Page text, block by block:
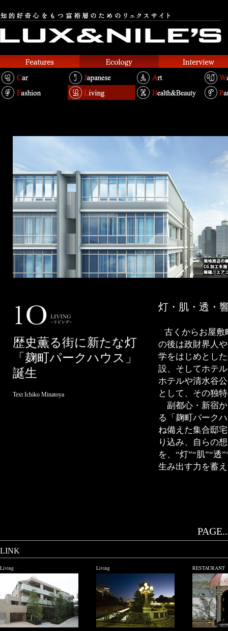
歴史薫る街に新たな灯
「麹町パークハウス」
誕生
Text Ichiko Minatoya
灯・肌・透・
古くからお屋敷
の後は政財界人
学をはじめとし
設、そしてホテ
ホテルや清水谷
として、その独
副都心・新宿か
る「麹町パーク
ね備えた集合邸
り込み、自らの
を、“灯”“肌”“
生み出す力を蓄
LINK
Living Living RESTAURANT